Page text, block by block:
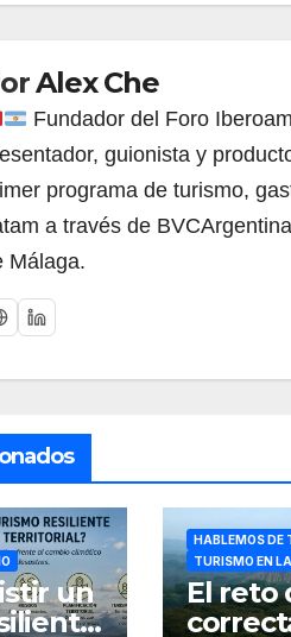
Alex Che
Fundador del Foro
guionista y
programa de turismo,
a través de
Málaga.
un
HABLEMOS DE
TURISMO EN
El reto